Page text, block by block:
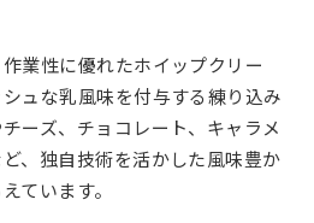
業性に優れたホイップクリー
ュな乳風味を付与する練り込み
ーズ、チョコレート、キャラメ
、独自技術を活かした風味豊か
ています。